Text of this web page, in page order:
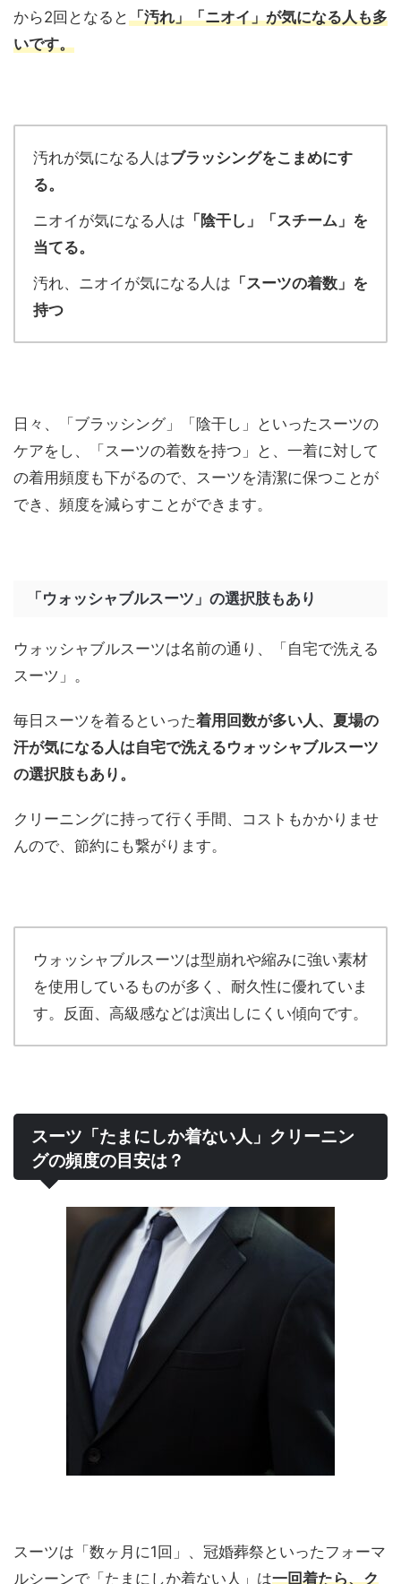
から2回となると「汚れ」「ニオイ」が気になる人も多
いです。
汚れが気になる人はブラッシングをこまめにす
る。
ニオイが気になる人は 「陰干し」「スチーム」を
当てる。
汚れ、ニオイが気になる人は 「スーツの着数」を
持つ
日々、「ブラッシング」「陰干し」といったスーツの
ケアをし、「スーツの着数を持つ」と、一着に対して
の着用頻度も下がるので、スーツを清潔に保つことが
でき、頻度を減らすことができます。
「ウォッシャブルスーツ」の選択肢もあり
ウォッシャブルスーツは名前の通り、「自宅で洗える
スーツ」。
毎日スーツを着るといった着用回数が多い人、夏場の
汗が気になる人は自宅で洗えるウォッシャブルスーツ
の選択肢もあり。
クリーニングに持って行く手間、コストもかかりませ
んので、節約にも繋がります。
ウォッシャブルスーツは型崩れや縮みに強い素材
を使用しているものが多く、耐久性に優れていま
す。反面、高級感などは演出しにくい傾向です。
スーツ「たまにしか着ない人」クリーニン
グの頻度の目安は？
スーツは「数ヶ月に1回」、冠婚葬祭といったフォーマ
ルシーンで「たまにしか着ない人」は一回着たら、ク